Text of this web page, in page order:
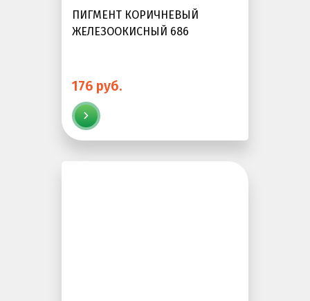
ПИГМЕНТ КОРИЧНЕВЫЙ
ЖЕЛЕЗООКИСНЫЙ 686
176 руб.